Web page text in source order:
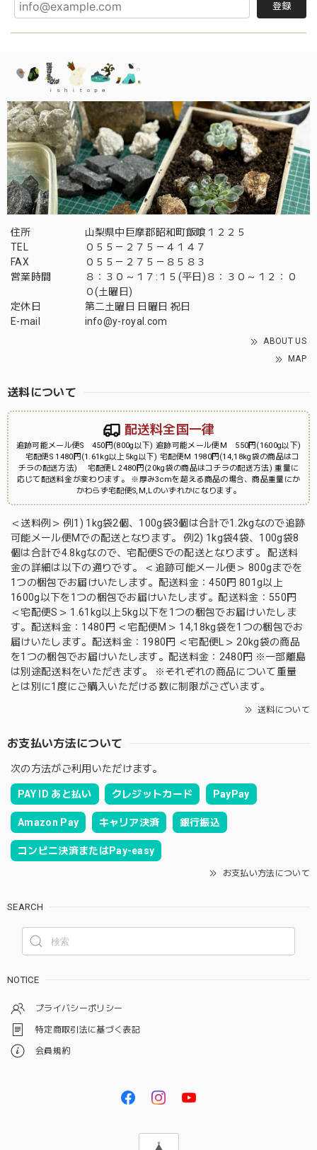
登録
住所
山梨県中巨摩郡昭和町飯喰１２２５
TEL
０５５－２７５－４１４７
FAX
０５５－２７５－８５８３
営業時間
８：３０～１７:１５(平日)８：３０～１２：０
０(土曜日)
定休日
第二土曜日 日曜日 祝日
E-mail
info@y-royal.com
ABOUT US
MAP
送料について
配送料全国一律
追跡可能メール便S 450円(800g以下) 追跡可能メール便M 550円(1600g以下)
宅配便S 1480円(1.61kg以上5kg以下) 宅配便M 1980円(14,18kg袋の商品はコ
チラの配送方法) 宅配便L 2480円(20kg袋の商品はコチラの配送方法) 重量に
応じて配送料金が変わります。 ※厚み3cmを超える商品の場合、商品重量にか
かわらず宅配便S,M,Lのいずれかになります。
＜送料例＞ 例1) 1kg袋2個、100g袋3個は合計で1.2kgなので追跡
可能メール便Mでの配送となります。 例2) 1kg袋4袋、100g袋8
個は合計で4.8kgなので、宅配便Sでの配送となります。 配送料
金の詳細は以下の通りです。 ＜追跡可能メール便＞ 800gまでを
1つの梱包でお届けいたします。配送料金：450円 801g以上
1600g以下を1つの梱包でお届けいたします。配送料金：550円
＜宅配便S＞ 1.61kg以上5kg以下を1つの梱包でお届けいたしま
す。配送料金：1480円 ＜宅配便M＞ 14,18kg袋を1つの梱包でお
届けいたします。配送料金：1980円 ＜宅配便L＞ 20kg袋の商品
を1つの梱包でお届けいたします。配送料金：2480円 ※一部離島
は別途配送料をいただきます。 ※それぞれの商品について重量
とは別に1度にご購入いただける数に制限がございます。
送料について
お支払い方法について
次の方法がご利用いただけます。
PAY ID あと払い クレジットカード PayPay
Amazon Pay キャリア決済 銀行振込
コンビニ決済またはPay-easy
お支払い方法について
SEARCH
NOTICE
プライバシーポリシー
特定商取引法に基づく表記
会員規約